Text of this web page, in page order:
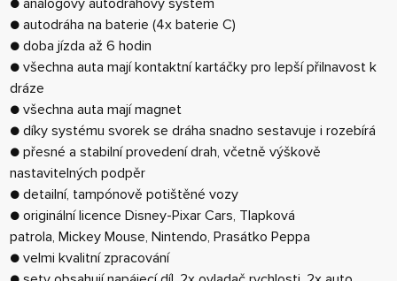
● analogový autodráhový systém
● autodráha na baterie (4x baterie C)
● doba jízda až 6 hodin
● všechna auta mají kontaktní kartáčky pro lepší přilnavost k
dráze
● všechna auta mají magnet
● díky systému svorek se dráha snadno sestavuje i rozebírá
● přesné a stabilní provedení drah, včetně výškově
nastavitelných podpěr
● detailní, tampónově potištěné vozy
● originální licence Disney-Pixar Cars, Tlapková
patrola, Mickey Mouse, Nintendo, Prasátko Peppa
● velmi kvalitní zpracování